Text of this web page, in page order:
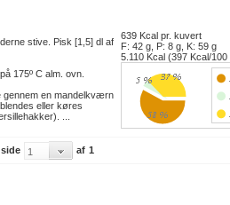
stive. Pisk [1,5] dl af
175º C alm. ovn.
en mandelkværn
eller køres
...
639 Kcal pr. kuvert
F: 42 g, P: 8 g, K: 59 g
5.110 Kcal (397 Kcal/100
side af 1